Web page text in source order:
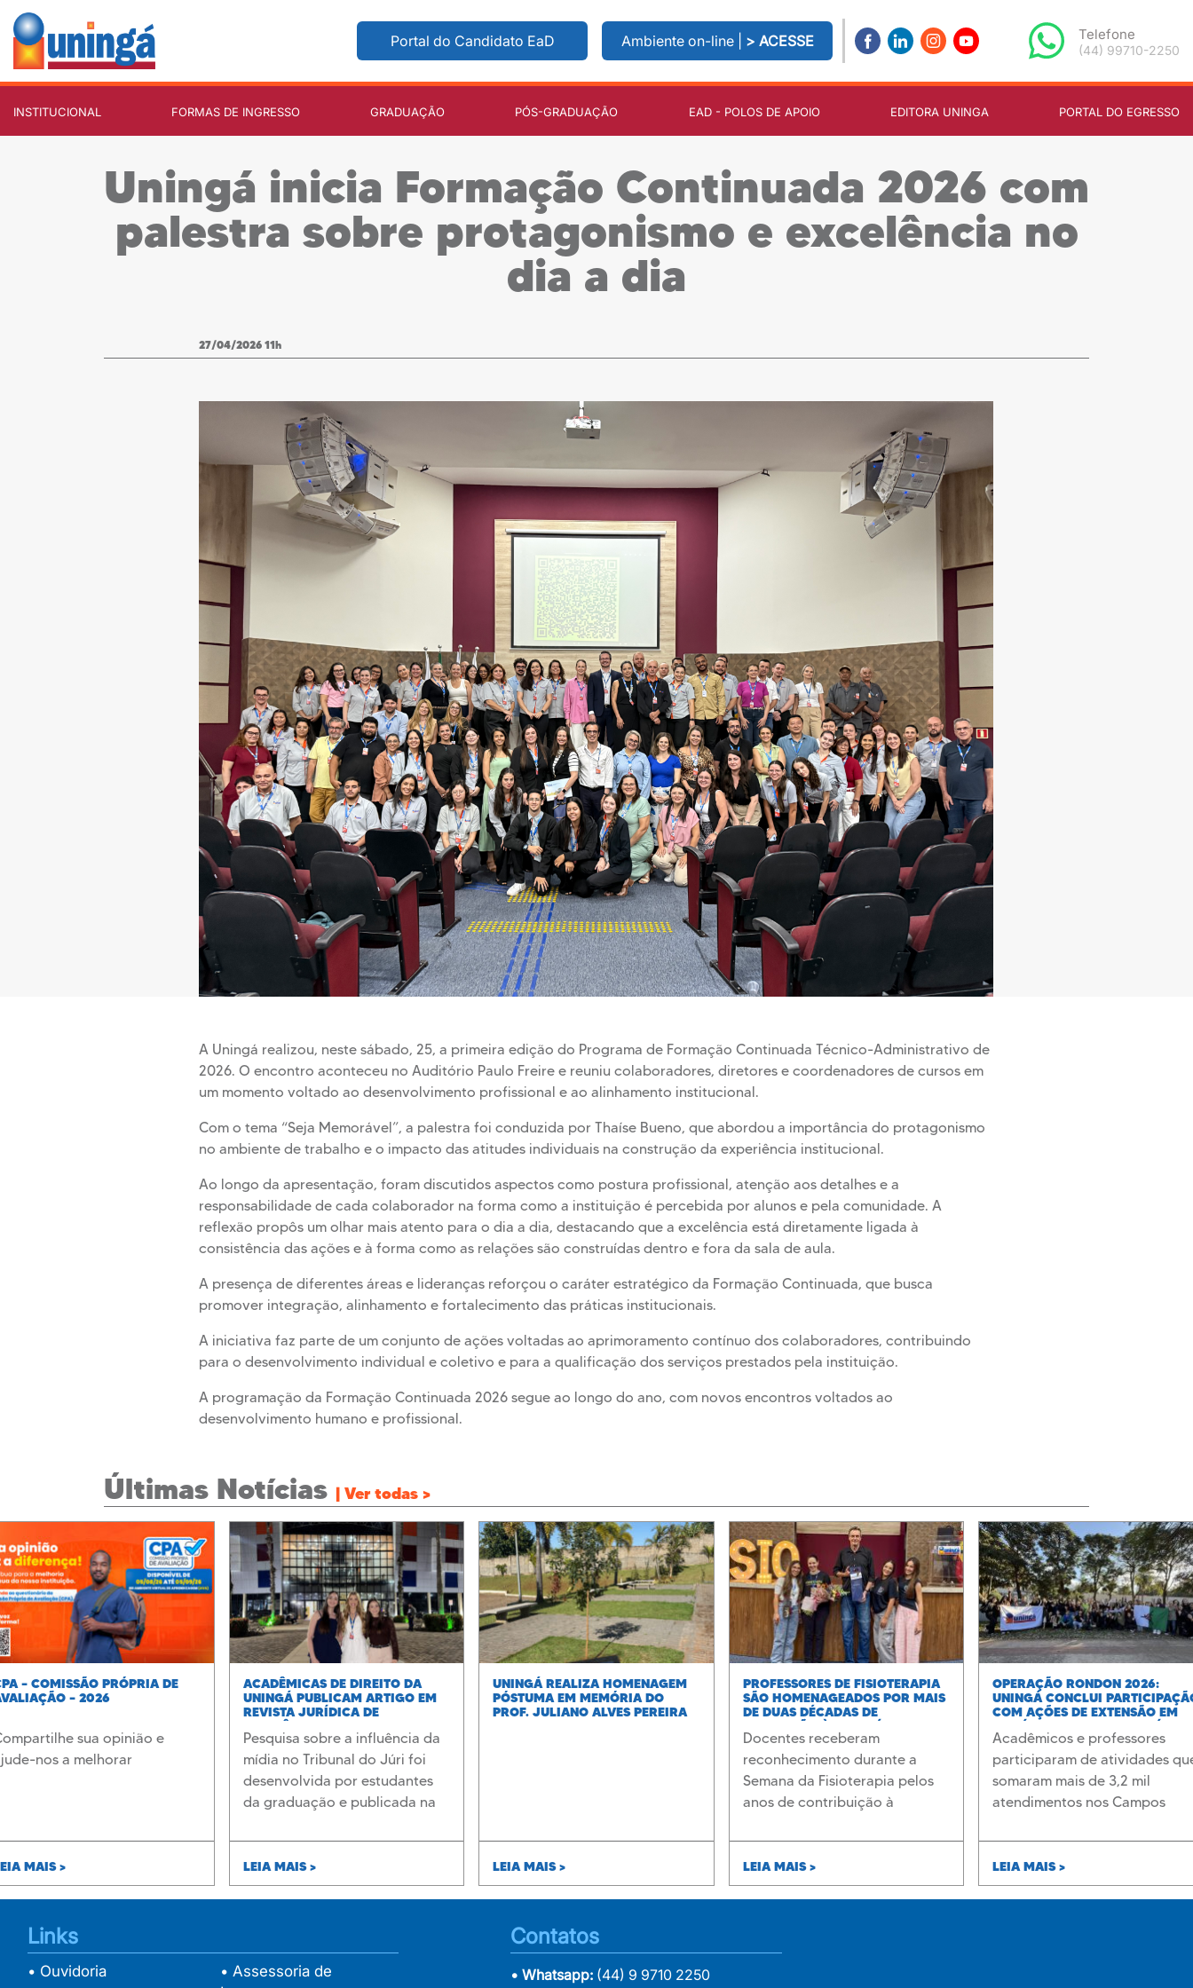
Portal do Candidato EaD Ambiente on-line | > ACESSE Telefone
(44) 99710-2250
INSTITUCIONAL FORMAS DE INGRESSO GRADUAÇÃO PÓS-GRADUAÇÃO EAD - POLOS DE APOIO EDITORA UNINGA PORTAL DO EGRESSO
Uningá inicia Formação Continuada 2026 com
palestra sobre protagonismo e excelência no
dia a dia
27/04/2026 11h
A Uningá realizou, neste sábado, 25, a primeira edição do Programa de Formação Continuada Técnico-Administrativo de
2026. O encontro aconteceu no Auditório Paulo Freire e reuniu colaboradores, diretores e coordenadores de cursos em
um momento voltado ao desenvolvimento profissional e ao alinhamento institucional.
Com o tema “Seja Memorável”, a palestra foi conduzida por Thaíse Bueno, que abordou a importância do protagonismo
no ambiente de trabalho e o impacto das atitudes individuais na construção da experiência institucional.
Ao longo da apresentação, foram discutidos aspectos como postura profissional, atenção aos detalhes e a
responsabilidade de cada colaborador na forma como a instituição é percebida por alunos e pela comunidade. A
reflexão propôs um olhar mais atento para o dia a dia, destacando que a excelência está diretamente ligada à
consistência das ações e à forma como as relações são construídas dentro e fora da sala de aula.
A presença de diferentes áreas e lideranças reforçou o caráter estratégico da Formação Continuada, que busca
promover integração, alinhamento e fortalecimento das práticas institucionais.
A iniciativa faz parte de um conjunto de ações voltadas ao aprimoramento contínuo dos colaboradores, contribuindo
para o desenvolvimento individual e coletivo e para a qualificação dos serviços prestados pela instituição.
A programação da Formação Continuada 2026 segue ao longo do ano, com novos encontros voltados ao
desenvolvimento humano e profissional.
Últimas Notícias | Ver todas >
– COMISSÃO PRÓPRIA DE
– 2026
sua opinião e
nos a melhorar
MAIS >
ACADÊMICAS DE DIREITO DA
UNINGÁ PUBLICAM ARTIGO EM
REVISTA JURÍDICA DE
RELEVÂNCIA NACIONAL
Pesquisa sobre a influência da
mídia no Tribunal do Júri foi
desenvolvida por estudantes
da graduação e publicada na
LEIA MAIS >
UNINGÁ REALIZA HOMENAGEM
PÓSTUMA EM MEMÓRIA DO
PROF. JULIANO ALVES PEREIRA
LEIA MAIS >
PROFESSORES DE FISIOTERAPIA
SÃO HOMENAGEADOS POR MAIS
DE DUAS DÉCADAS DE
DEDICAÇÃO À UNINGÁ
Docentes receberam
reconhecimento durante a
Semana da Fisioterapia pelos
anos de contribuição à
crescimento da instituição
LEIA MAIS >
OPERAÇÃO RONDON 2026:
UNINGÁ CONCLUI
COM AÇÕES DE EXTENSÃO EM
PIRAÍ DO SUL E JAGUARIAÍVA
Acadêmicos e professores
participaram de atividades
somaram mais de 3,2 mil
atendimentos nos Campos
LEIA MAIS >
Links
• Ouvidoria
• Assessoria de
Contatos
• Whatsapp: (44) 9 9710 2250